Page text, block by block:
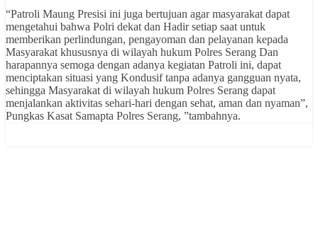
“Patroli Maung Presisi ini juga bertujuan agar masyarakat dapat
mengetahui bahwa Polri dekat dan Hadir setiap saat untuk
memberikan perlindungan, pengayoman dan pelayanan kepada
Masyarakat khususnya di wilayah hukum Polres Serang Dan
harapannya semoga dengan adanya kegiatan Patroli ini, dapat
menciptakan situasi yang Kondusif tanpa adanya gangguan nyata,
sehingga Masyarakat di wilayah hukum Polres Serang dapat
menjalankan aktivitas sehari-hari dengan sehat, aman dan nyaman”,
Pungkas Kasat Samapta Polres Serang, ”tambahnya.